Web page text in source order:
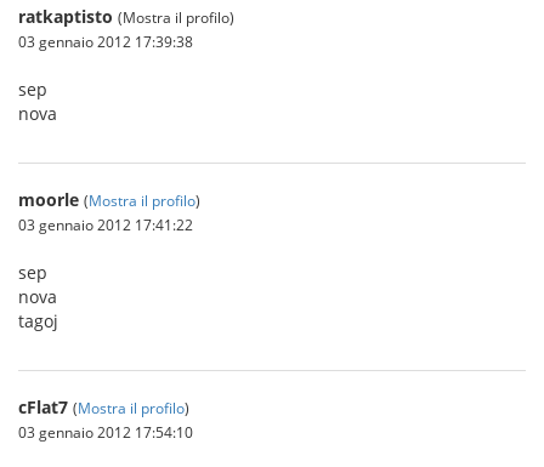
ratkaptisto (Mostra il profilo)
03 gennaio 2012 17:39:38
sep
nova
moorle (Mostra il profilo)
03 gennaio 2012 17:41:22
sep
nova
tagoj
cFlat7 (Mostra il profilo)
03 gennaio 2012 17:54:10